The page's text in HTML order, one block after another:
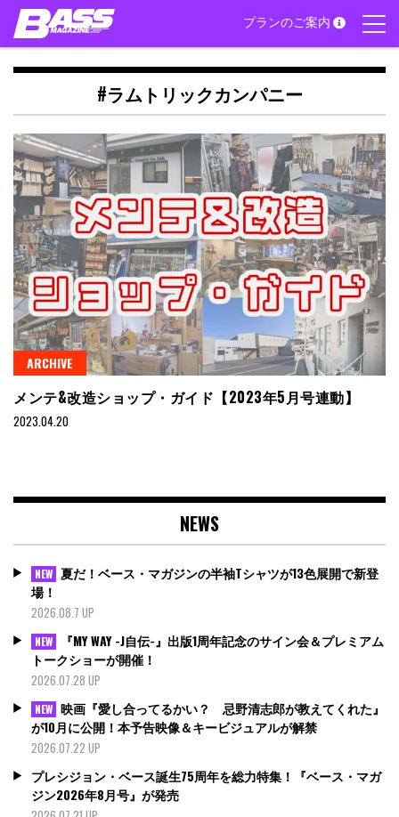
Skip
content
プランのご案内
#ラムトリックカンパニー
ARCHIVE
メンテ&改造ショップ・ガイド【2023年5月号連動】
2023.04.20
NEWS
NEW 夏だ！ベース・マガジンの半袖Tシャツが13色展開で新登
場！
2026.08.7 UP
NEW
『MY WAY -J自伝-』出版1周年記念のサイン会＆プレミアム
トークショーが開催！
2026.07.28 UP
NEW 映画『愛し合ってるかい？ 忌野清志郎が教えてくれた』
が10月に公開！本予告映像＆キービジュアルが解禁
2026.07.22 UP
プレシジョン・ベース誕生75周年を総力特集！『ベース・マガ
ジン2026年8月号』が発売